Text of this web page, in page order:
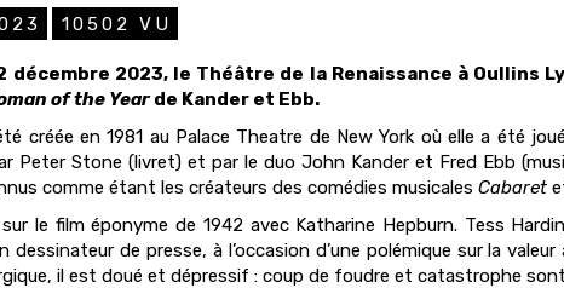
10502 VU
décembre 2023, le Théâtre de la Renaissance à Oullins
of the Yearde Kander et Ebb.
créée en 1981 au Palace Theatre de New York où elle a été
Peter Stone (livret) et par le duo John Kander et Fred Ebb
comme étant les créateurs des comédies musicales Cabaret
le film éponyme de 1942 avec Katharine Hepburn. Tess
dessinateur de presse, à l’occasion d’une polémique sur la
il est doué et dépressif : coup de foudre et catastrophe